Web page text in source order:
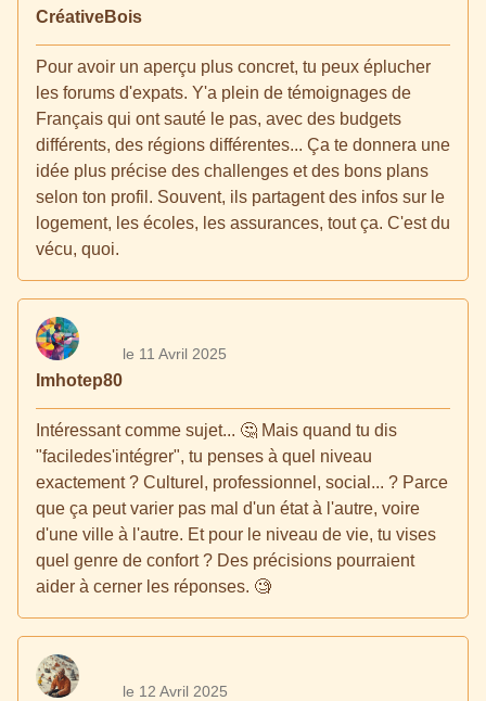
CréativeBois
Pour avoir un aperçu plus concret, tu peux éplucher
les forums d'expats. Y'a plein de témoignages de
Français qui ont sauté le pas, avec des budgets
différents, des régions différentes... Ça te donnera une
idée plus précise des challenges et des bons plans
selon ton profil. Souvent, ils partagent des infos sur le
logement, les écoles, les assurances, tout ça. C'est du
vécu, quoi.
Imhotep80
le 11 Avril 2025
Intéressant comme sujet... 🤔 Mais quand tu dis
"faciledes'intégrer", tu penses à quel niveau
exactement ? Culturel, professionnel, social... ? Parce
que ça peut varier pas mal d'un état à l'autre, voire
d'une ville à l'autre. Et pour le niveau de vie, tu vises
quel genre de confort ? Des précisions pourraient
aider à cerner les réponses. 🧐
le 12 Avril 2025